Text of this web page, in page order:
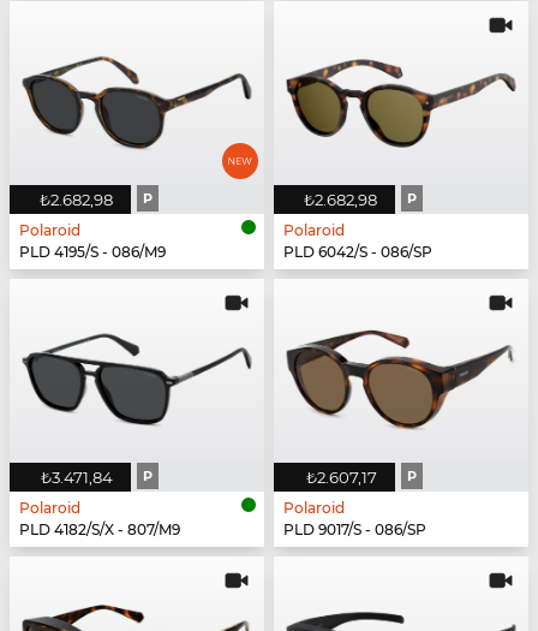
₺2.682,98 P
Polaroid
PLD 4195/S - 086/M9
₺2.682,98 P
Polaroid
PLD 6042/S - 086/SP
₺3.471,84 P
Polaroid
PLD 4182/S/X - 807/M9
₺2.607,17 P
Polaroid
PLD 9017/S - 086/SP